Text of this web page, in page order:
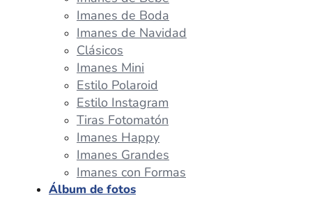
Imanes de Boda
Imanes de Navidad
Clásicos
Imanes Mini
Estilo Polaroid
Estilo Instagram
Tiras Fotomatón
Imanes Happy
Imanes Grandes
Imanes con Formas
Álbum de fotos